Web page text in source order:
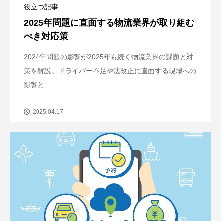
役立つ記事
2025年問題に直面する物流業界が取り組む
べき対応策
2024年問題の影響が2025年も続く物流業界の課題と対
策を解説。ドライバー不足や法改正に直面する現場への
影響と...
2025.04.17